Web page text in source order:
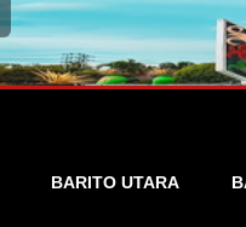
BARITO UTARA